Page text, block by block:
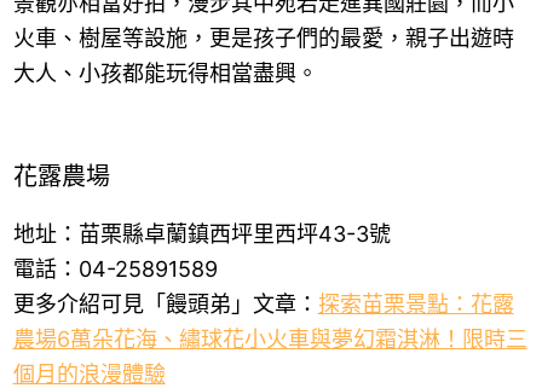
火車、樹屋等設施，更是孩子們的最愛，親子出遊時
大人、小孩都能玩得相當盡興。
花露農場
地址：苗栗縣卓蘭鎮西坪里西坪43-3號
電話：04-25891589
更多介紹可見「饅頭弟」文章： 探索苗栗景點：花露
農場6萬朵花海、繡球花小火車與夢幻霜淇淋！限時三
個月的浪漫體驗